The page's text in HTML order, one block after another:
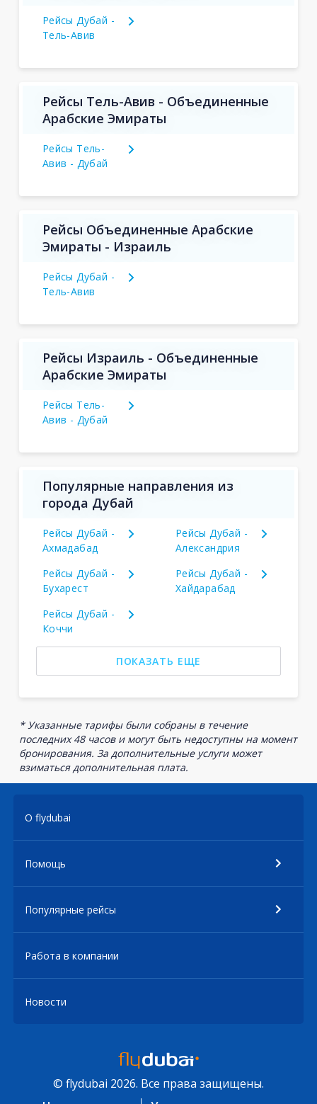
Рейсы Дубай -
Тель-Авив
Рейсы Тель-Авив - Объединенные
Арабские Эмираты
Рейсы Тель-
Авив - Дубай
Рейсы Объединенные Арабские
Эмираты - Израиль
Рейсы Дубай -
Тель-Авив
Рейсы Израиль - Объединенные
Арабские Эмираты
Рейсы Тель-
Авив - Дубай
Популярные направления из
города Дубай
Рейсы Дубай -
Ахмадабад
Рейсы Дубай -
Александрия
Рейсы Дубай -
Бухарест
Рейсы Дубай -
Хайдарабад
Рейсы Дубай -
Коччи
ПОКАЗАТЬ ЕЩЕ
* Указанные тарифы были собраны в течение
последних 48 часов и могут быть недоступны на момент
бронирования. За дополнительные услуги может
взиматься дополнительная плата.
О flydubai
Помощь
Популярные рейсы
Работа в компании
Новости
© flydubai 2026. Все права защищены.